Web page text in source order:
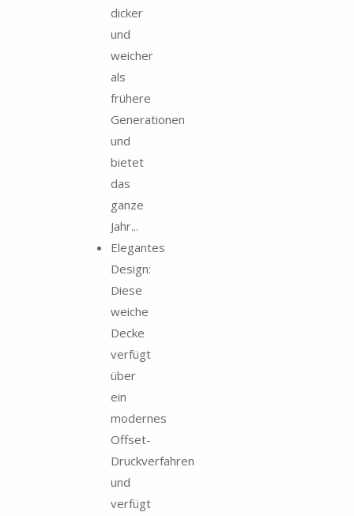
dicker
und
weicher
als
frühere
Generationen
und
bietet
das
ganze
Jahr...
Elegantes
Design:
Diese
weiche
Decke
verfügt
über
ein
modernes
Offset-
Druckverfahren
und
verfügt